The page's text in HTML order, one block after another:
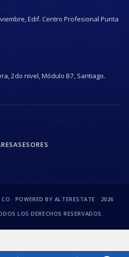
Edif. Centro Profesional Punta
2do nivel, Módulo B7, Santiago.
ASESORES
· POWERED BY ALTERESTATE · 2026
LOS DERECHOS RESERVADOS.